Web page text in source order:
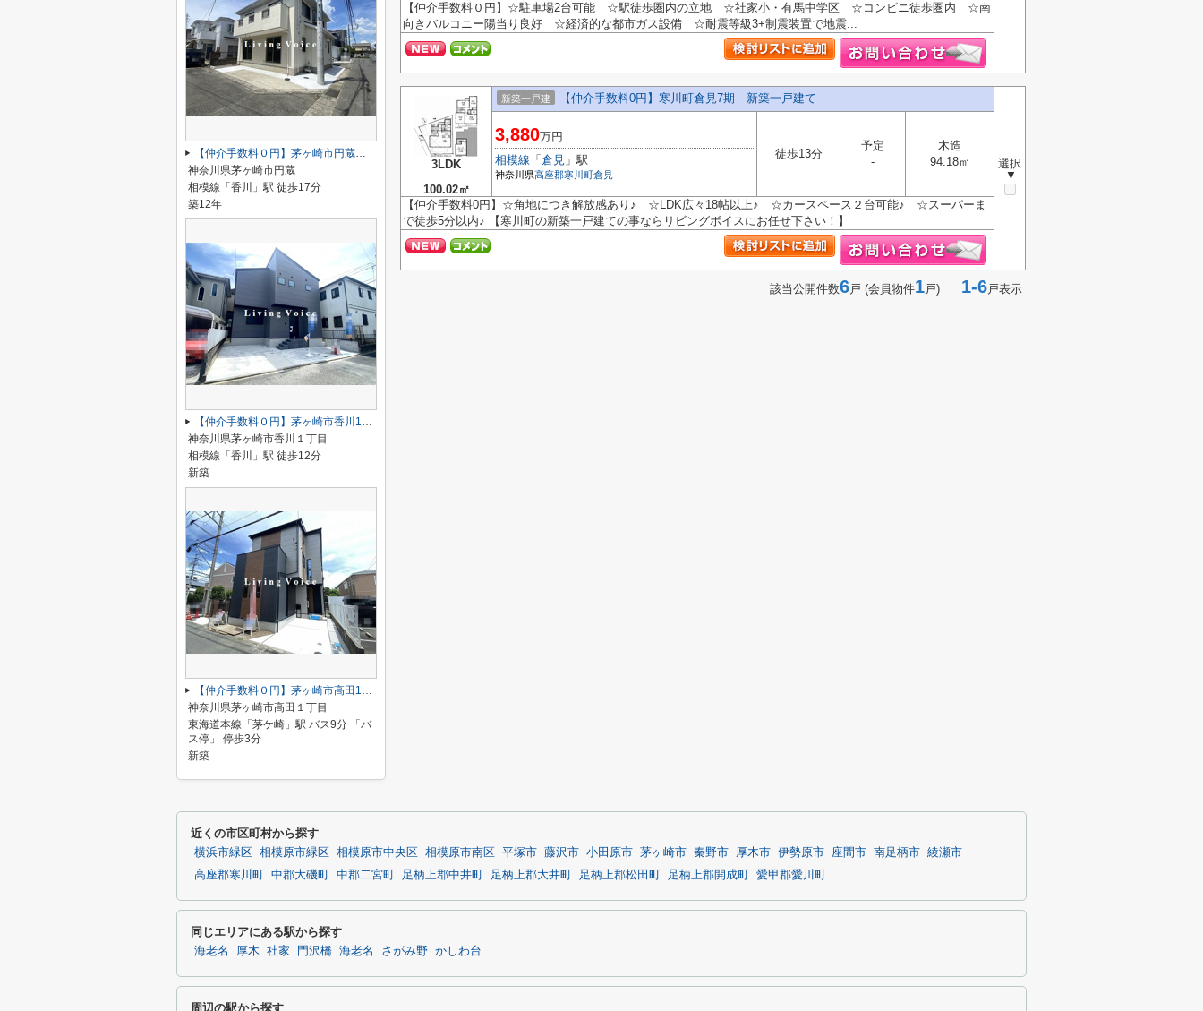
【仲介手数料０円】☆駐車場2台可能 ☆駅徒歩圏内の立地 ☆社家小・有馬中学区 ☆コンビニ徒歩圏内 ☆南
向きバルコニー陽当り良好 ☆経済的な都市ガス設備 ☆耐震等級3+制震装置で地震...
3LDK
100.02㎡
新築一戸建 【仲介手数料0円】寒川町倉見7期 新築一戸建て
選択
▼
3,880万円
相模線 「 倉見 」駅
神奈川県高座郡寒川町倉見
徒歩13分
予定
-
木造
94.18㎡
【仲介手数料0円】☆角地につき解放感あり♪ ☆LDK広々18帖以上♪ ☆カースペース２台可能♪ ☆スーパーま
で徒歩5分以内♪ 【寒川町の新築一戸建ての事ならリビングボイスにお任せ下さい！】
該当公開件数6戸 (会員物件1戸) 1-6戸表示
【仲介手数料０円】茅ヶ崎市円蔵 中古戸建
神奈川県茅ヶ崎市円蔵
相模線「香川」駅 徒歩17分
築12年
【仲介手数料０円】茅ヶ崎市香川1丁目 新築一戸建て
神奈川県茅ヶ崎市香川１丁目
相模線「香川」駅 徒歩12分
新築
【仲介手数料０円】茅ヶ崎市高田1丁目 新築一戸建て
神奈川県茅ヶ崎市高田１丁目
東海道本線「茅ケ崎」駅 バス9分 「バ
ス停」 停歩3分
新築
近くの市区町村から探す
横浜市緑区 相模原市緑区 相模原市中央区 相模原市南区 平塚市 藤沢市 小田原市 茅ヶ崎市 秦野市 厚木市 伊勢原市 座間市 南足柄市 綾瀬市
高座郡寒川町
中郡大磯町 中郡二宮町 足柄上郡中井町 足柄上郡大井町 足柄上郡松田町 足柄上郡開成町 愛甲郡愛川町
同じエリアにある駅から探す
海老名 厚木 社家 門沢橋 海老名 さがみ野 かしわ台
周辺の駅から探す